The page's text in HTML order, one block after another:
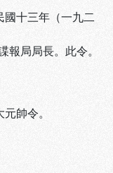
十三年（一九二
局局長。此令。
帥令。